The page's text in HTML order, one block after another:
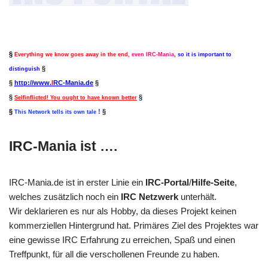
§ Everything we know goes away in the end , even IRC-Mania so it is important to
distinguish §
§ http://www.IRC-Mania.de §
§ Selfinflicted! You ought to have known better §
§ This Network tells its own tale ! §
IRC-Mania ist ….
IRC-Mania.de ist in erster Linie ein IRC-Portal/Hilfe-Seite,
welches zusätzlich noch ein IRC Netzwerk unterhält.
Wir deklarieren es nur als Hobby, da dieses Projekt keinen
kommerziellen Hintergrund hat. Primäres Ziel des Projektes war
eine gewisse IRC Erfahrung zu erreichen, Spaß und einen
Treffpunkt, für all die verschollenen Freunde zu haben.